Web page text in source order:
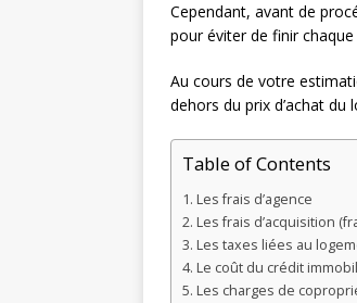
Cependant, avant de
pour éviter de finir
Au cours de votre
dehors du prix d’achat du
Table of Contents
Les frais d’agence
Les frais d’acquisition
Les taxes liées au
Le coût du crédit
Les charges de